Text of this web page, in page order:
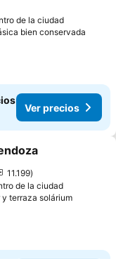
de la ciudad
bien conservada
Ver precios
11.199
de la ciudad
terraza soláriumVer